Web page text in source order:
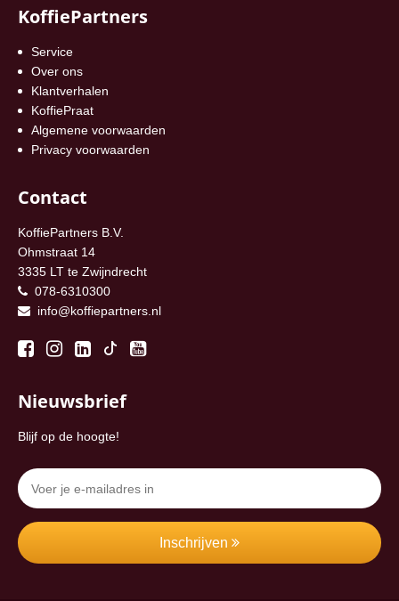
KoffiePartners
Service
Over ons
Klantverhalen
KoffiePraat
Algemene voorwaarden
Privacy voorwaarden
Contact
KoffiePartners B.V.
Ohmstraat 14
3335 LT te Zwijndrecht
078-6310300
info@koffiepartners.nl
Nieuwsbrief
Blijf op de hoogte!
Inschrijven